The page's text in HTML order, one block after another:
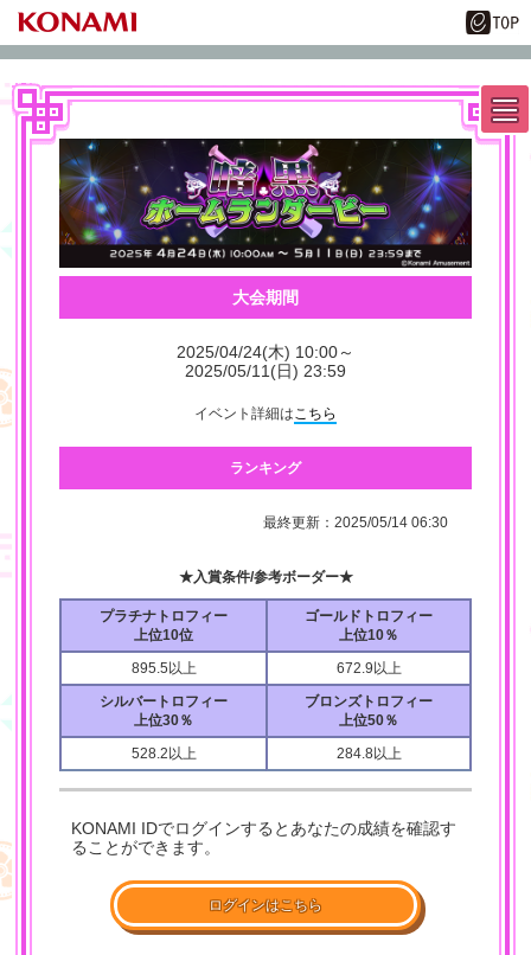
大会期間
2025/04/24(木) 10:00～
2025/05/11(日) 23:59
イベント詳細は こちら
ランキング
最終更新：2025/05/14 06:30
★入賞条件/参考ボーダー★
プラチナトロフィー
上位10位
895.5以上
ゴールドトロフィー
上位10％
672.9以上
シルバートロフィー
上位30％
528.2以上
ブロンズトロフィー
上位50％
284.8以上
KONAMI IDでログインするとあなたの成績を確認す
ることができます。
ログインはこちら